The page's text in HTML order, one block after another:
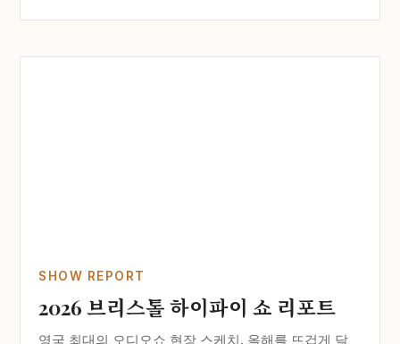
SHOW REPORT
2026 브리스톨 하이파이 쇼 리포트
영국 최대의 오디오쇼 현장 스케치. 올해를 뜨겁게 달